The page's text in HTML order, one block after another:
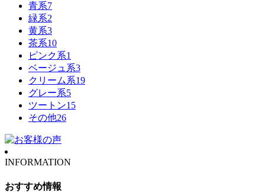
青系7
緑系2
黄系3
茶系10
ピンク系1
ベージュ系3
クリーム系19
グレー系5
ツートン15
その他26
INFORMATION
おすすめ情報